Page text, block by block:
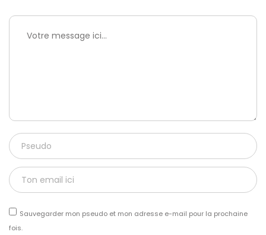
Sauvegarder mon pseudo et mon adresse e-mail pour la prochaine
fois.